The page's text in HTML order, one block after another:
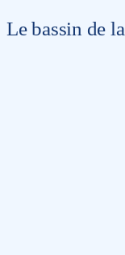
Le bassin de